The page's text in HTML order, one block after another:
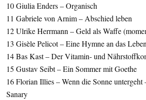
10 Giulia Enders – Organisch
11 Gabriele von Arnim – Abschied leben
12 Ulrike Herrmann – Geld als Waffe
13 Gisèle Pelicot – Eine Hymne an das Leben
14 Bas Kast – Der Vitamin- und
15 Gustav Seibt – Ein Sommer mit Goethe
16 Florian Illies – Wenn die Sonne
Sanary